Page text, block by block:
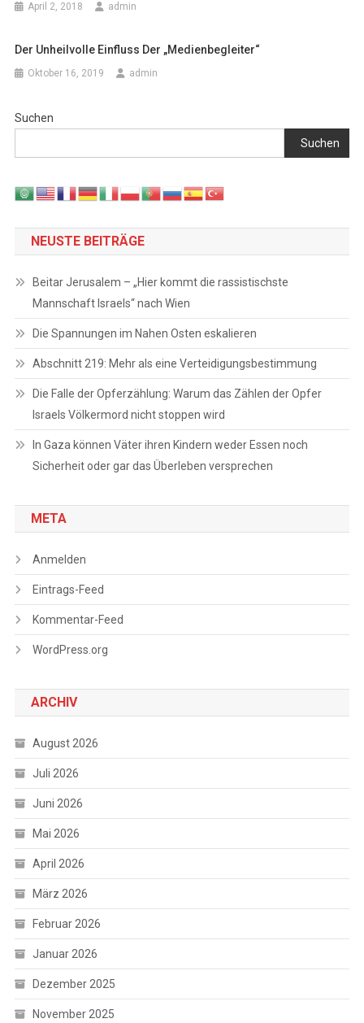
April 2, 2018 admin
Der Unheilvolle Einfluss Der „Medienbegleiter“
Oktober 16, 2019 admin
Suchen
Suchen
NEUSTE BEITRÄGE
Beitar Jerusalem – „Hier kommt die rassistischste
Mannschaft Israels“ nach Wien
Die Spannungen im Nahen Osten eskalieren
Abschnitt 219: Mehr als eine Verteidigungsbestimmung
Die Falle der Opferzählung: Warum das Zählen der Opfer
Israels Völkermord nicht stoppen wird
In Gaza können Väter ihren Kindern weder Essen noch
Sicherheit oder gar das Überleben versprechen
META
Anmelden
Eintrags-Feed
Kommentar-Feed
WordPress.org
ARCHIV
August 2026
Juli 2026
Juni 2026
Mai 2026
April 2026
März 2026
Februar 2026
Januar 2026
Dezember 2025
November 2025